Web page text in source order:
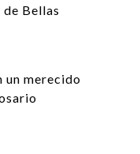
de Bellas
un merecido